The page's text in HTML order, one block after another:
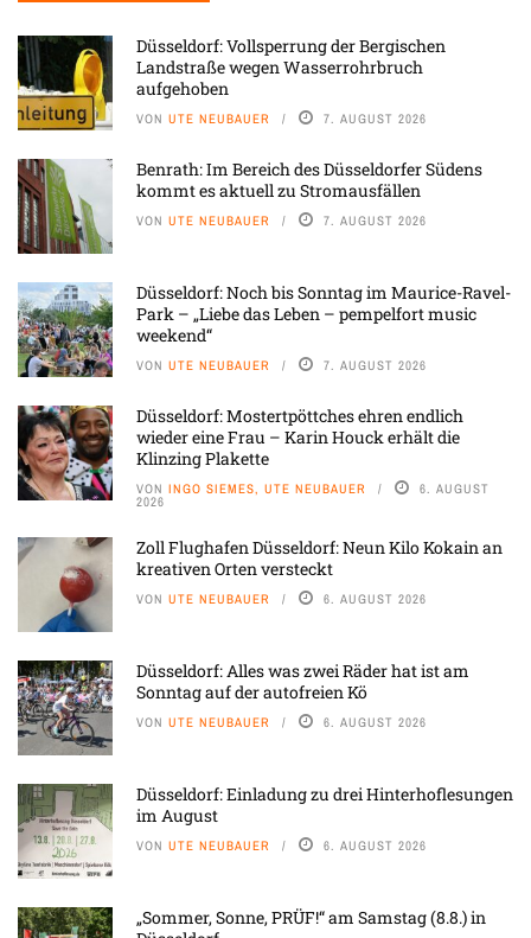
Düsseldorf: Vollsperrung der Bergischen
Landstraße wegen Wasserrohrbruch
aufgehoben
VON UTE NEUBAUER 7. AUGUST 2026
Benrath: Im Bereich des Düsseldorfer Südens
kommt es aktuell zu Stromausfällen
VON UTE NEUBAUER 7. AUGUST 2026
Düsseldorf: Noch bis Sonntag im Maurice-Ravel-
Park – „Liebe das Leben – pempelfort music
weekend“
VON UTE NEUBAUER 7. AUGUST 2026
Düsseldorf: Mostertpöttches ehren endlich
wieder eine Frau – Karin Houck erhält die
Klinzing Plakette
VON INGO SIEMES, UTE NEUBAUER 6. AUGUST
2026
Zoll Flughafen Düsseldorf: Neun Kilo Kokain an
kreativen Orten versteckt
VON UTE NEUBAUER 6. AUGUST 2026
Düsseldorf: Alles was zwei Räder hat ist am
Sonntag auf der autofreien Kö
VON UTE NEUBAUER 6. AUGUST 2026
Düsseldorf: Einladung zu drei Hinterhoflesungen
im August
VON UTE NEUBAUER 6. AUGUST 2026
„Sommer, Sonne, PRÜF!“ am Samstag (8.8.) in